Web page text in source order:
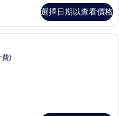
選擇日期以查看價格
1 間臥室、迷你吧、客房內保險箱、書
費)